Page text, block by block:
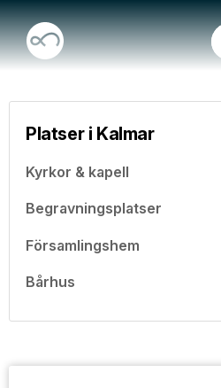
Platser i Kalmar
Kyrkor & kapell
Begravningsplatser
Församlingshem
Bårhus